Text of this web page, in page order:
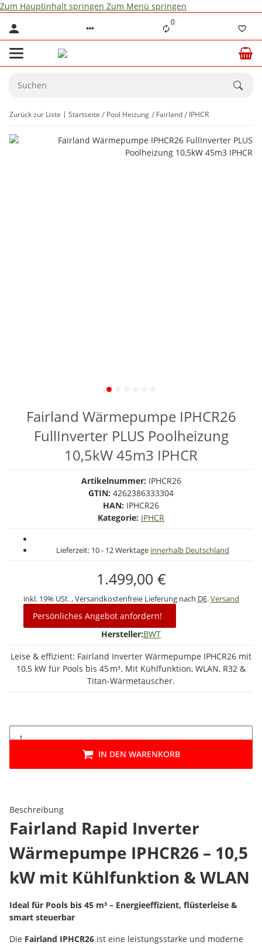
Zum Hauptinhalt springen Zum Menü springen
0
Zurück zur Liste Startseite Pool Heizung Fairland IPHCR
Fairland Wärmepumpe IPHCR26
FullInverter PLUS Poolheizung
10,5kW 45m3 IPHCR
Artikelnummer: IPHCR26
GTIN: 4262386333304
HAN: IPHCR26
Kategorie: IPHCR
Lieferzeit: 10 - 12 Werktage innerhalb Deutschland
1.499,00 €
inkl. 19% USt. , Versandkostenfreie Lieferung nach DE.Versand
Persönliches Angebot anfordern!
Hersteller:BWT
Leise & effizient: Fairland Inverter Wärmepumpe IPHCR26 mit
10,5 kW für Pools bis 45 m³. Mit Kühlfunktion, WLAN, R32 &
Titan-Wärmetauscher.
IN DEN WARENKORB
Beschreibung
Fairland Rapid Inverter
Wärmepumpe IPHCR26 – 10,5
kW mit Kühlfunktion & WLAN
Ideal für Pools bis 45 m³ – Energieeffizient, flüsterleise &
smart steuerbar
Die Fairland IPHCR26 ist eine leistungsstarke und moderne